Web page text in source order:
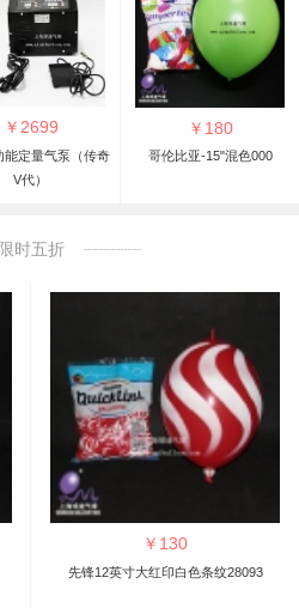
￥2699
能定量气泵（传奇
V代）
￥ 180
哥伦比亚-15"混色000
限时五折
￥ 130
先锋12英寸大红印白色条纹28093